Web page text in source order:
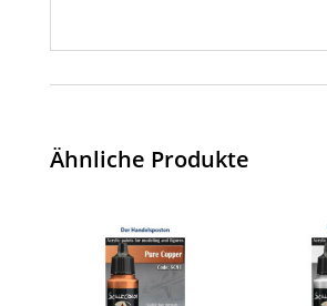
Ähnliche Produkte